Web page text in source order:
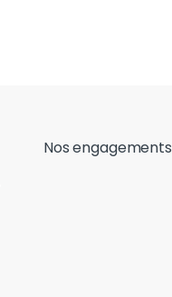
Nos engagements